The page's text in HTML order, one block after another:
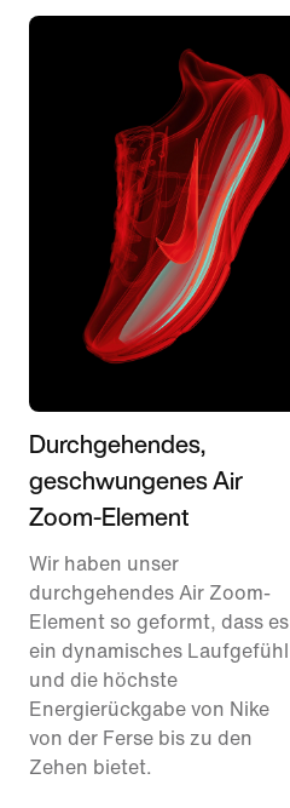
Durchgehendes,
geschwungenes Air
Zoom-Element
Wir haben unser
durchgehendes Air Zoom-
Element so geformt, dass es
ein dynamisches Laufgefühl
und die höchste
Energierückgabe von Nike
von der Ferse bis zu den
Zehen bietet.